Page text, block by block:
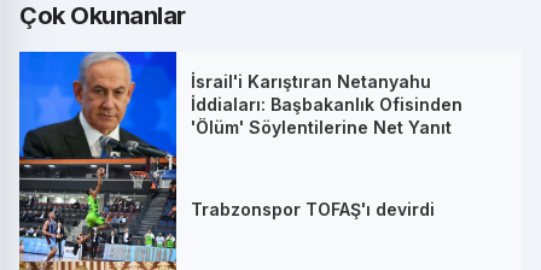
Çok Okunanlar
İsrail'i Karıştıran Netanyahu
İddiaları: Başbakanlık Ofisinden
'Ölüm' Söylentilerine Net Yanıt
Trabzonspor TOFAŞ'ı devirdi